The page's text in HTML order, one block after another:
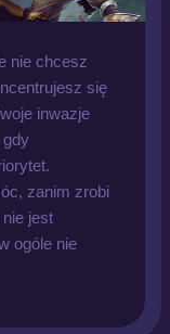
nie chcesz
się
inwazje
gdy
zanim zrobi
jest
ogóle nie